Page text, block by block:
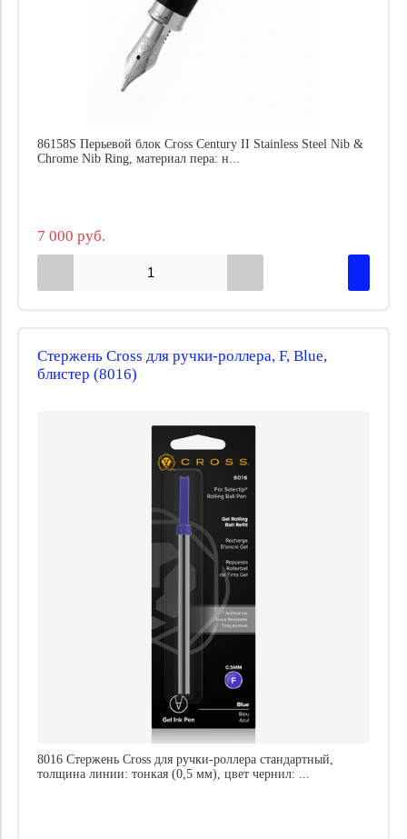
86158S Перьевой блок Cross Century II Stainless Steel Nib &
Chrome Nib Ring, материал пера: н...
7 000 руб.
Стержень Cross для ручки-роллера, F, Blue,
блистер (8016)
8016 Стержень Cross для ручки-роллера стандартный,
толщина линии: тонкая (0,5 мм), цвет чернил: ...